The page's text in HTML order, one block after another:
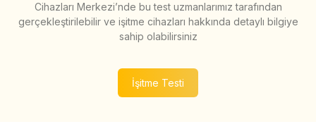
Cihazları Merkezi’nde bu test uzmanlarımız tarafından
gerçekleştirilebilir ve işitme cihazları hakkında detaylı bilgiye
sahip olabilirsiniz
İşitme Testi